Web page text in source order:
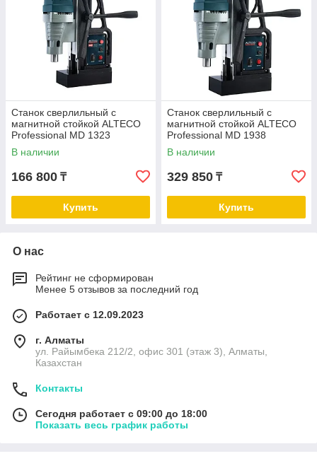
Станок сверлильный с
магнитной стойкой ALTECO
Professional MD 1323
В наличии
166 800 ₸
Купить
Станок сверлильный с
магнитной стойкой ALTECO
Professional MD 1938
В наличии
329 850 ₸
Купить
О нас
Рейтинг не сформирован
Менее 5 отзывов за последний год
Работает с 12.09.2023
г. Алматы
ул. Райымбека 212/2, офис 301 (этаж 3), Алматы,
Казахстан
Контакты
Сегодня работает с 09:00 до 18:00
Показать весь график работы